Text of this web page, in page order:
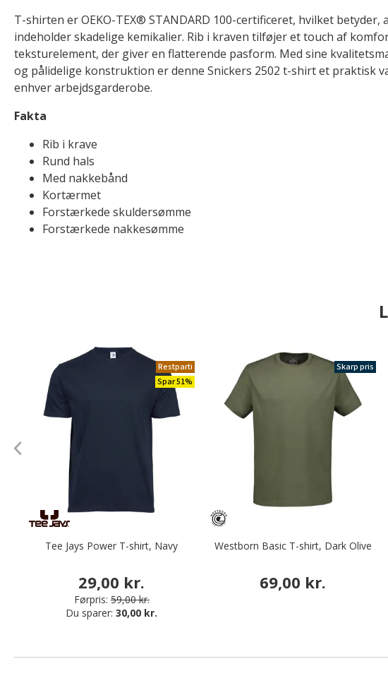
T-shirten er OEKO-TEX® STANDARD 100-certificeret, hvilket betyder,
indeholder skadelige kemikalier. Rib i kraven tilføjer et touch af
teksturelement, der giver en flatterende pasform. Med sine
og pålidelige konstruktion er denne Snickers 2502 t-shirt et praktisk
enhver arbejdsgarderobe.
Fakta
Rib i krave
Rund hals
Med nakkebånd
Kortærmet
Forstærkede skuldersømme
Forstærkede nakkesømme
Restparti
Spar 51%
Tee Jays Power T-shirt, Navy
29,00 kr.
Førpris: 59,00 kr.
Du sparer:30,00 kr.
Skarp pris
Westborn Basic T-shirt, Dark Olive
69,00 kr.